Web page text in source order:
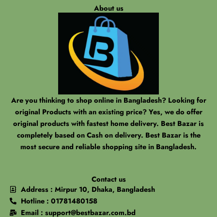
About us
Are you thinking to shop online in Bangladesh? Looking for
original Products with an existing price? Yes, we do offer
original products with fastest home delivery. Best Bazar is
completely based on Cash on delivery. Best Bazar is the
most secure and reliable shopping site in Bangladesh.
Contact us
Address : Mirpur 10, Dhaka, Bangladesh
Hotline : 01781480158
Email : support@bestbazar.com.bd